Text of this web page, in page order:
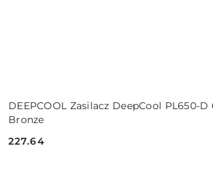
DEEPCOOL Zasilacz DeepCool PL650-
Bronze
Cena:
227.64